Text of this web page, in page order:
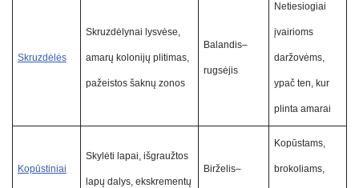
Skruzdėlės
Skruzdėlynai lysvėse,
amarų kolonijų plitimas,
pažeistos šaknų zonos
Balandis–
rugsėjis
Netiesiogiai
įvairioms
daržovėms,
ypač ten, kur
plinta amarai
Kopūstiniai
Skylėti lapai, išgraužtos
lapų dalys, ekskrementų
Birželis–
Kopūstams,
brokoliams,